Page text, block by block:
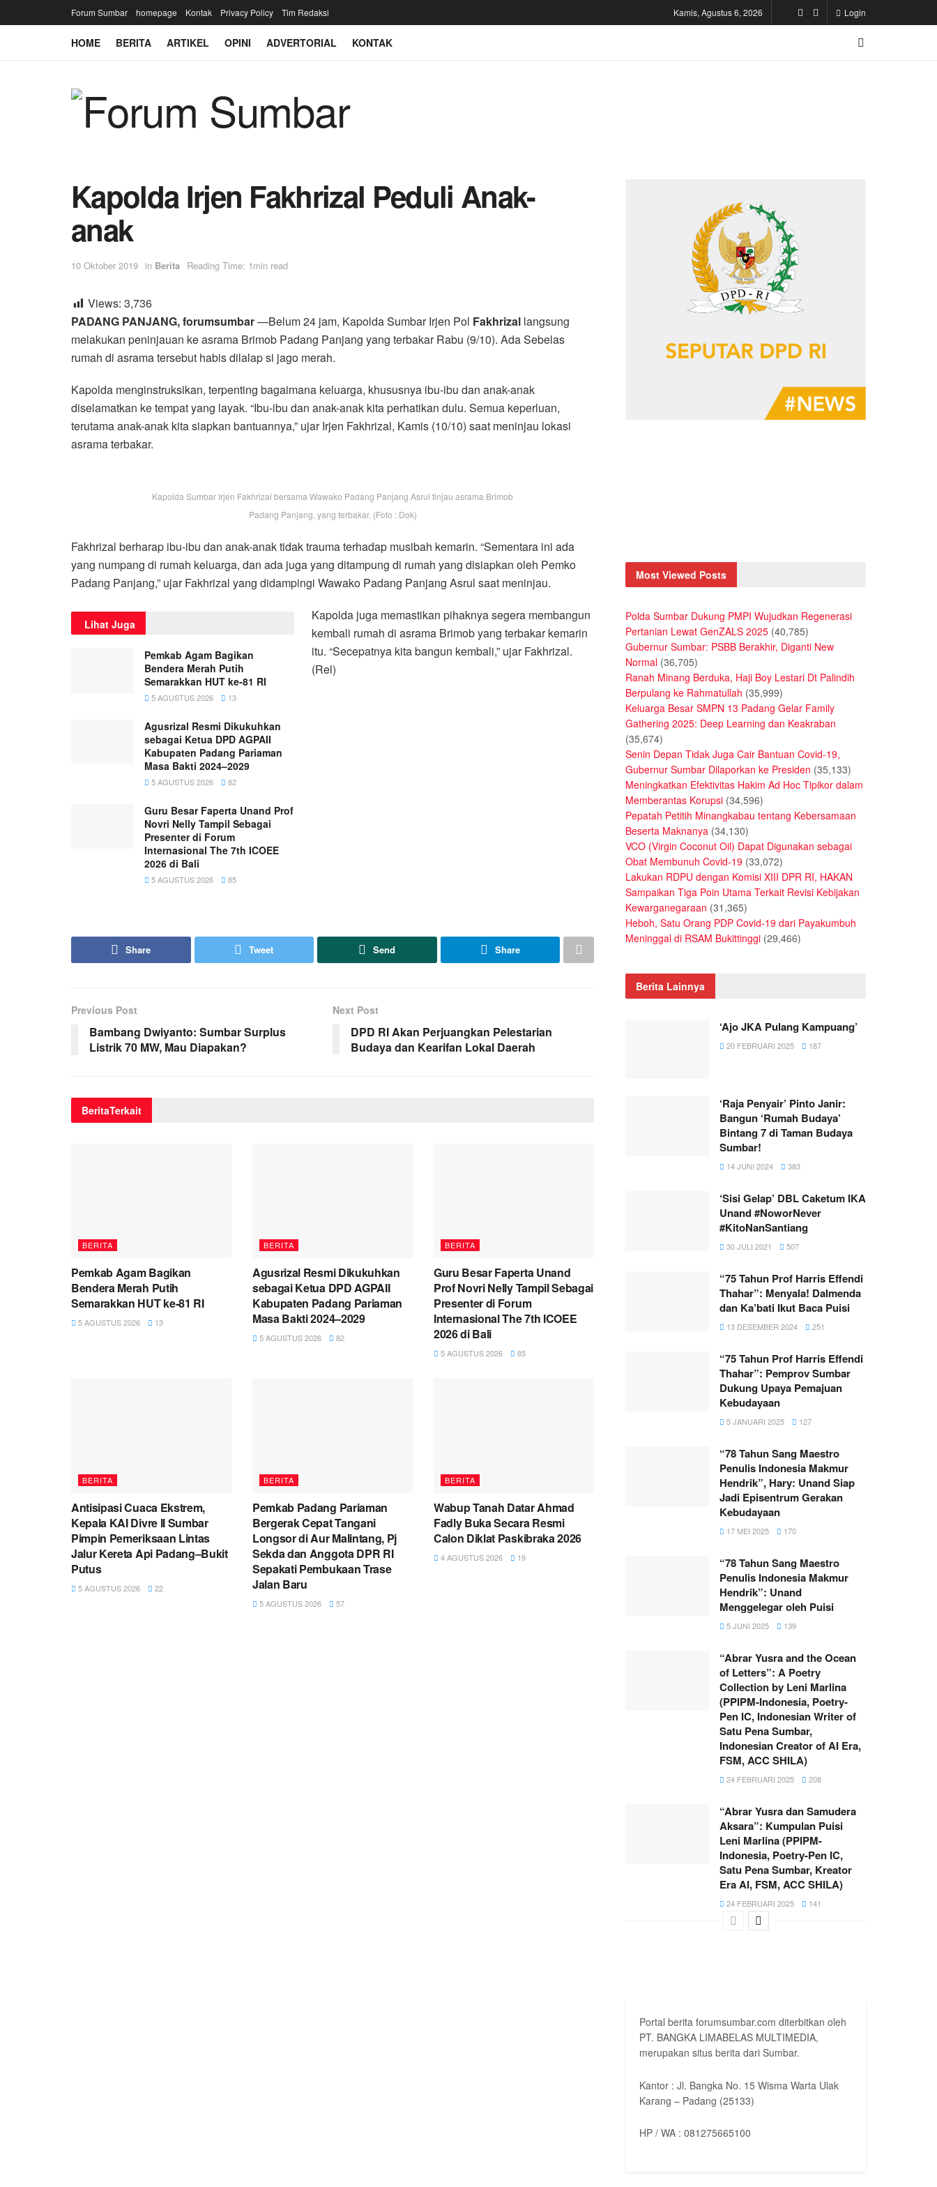
Forum Sumbar homepage Kontak Privacy Policy Tim Redaksi Kamis, Agustus 6, 2026 Login
HOME BERITA ARTIKEL OPINI ADVERTORIAL KONTAK
Kapolda Irjen Fakhrizal Peduli Anak-
anak
10 Oktober 2019 in Berita Reading Time: 1min read
Views: 3,736
PADANG PANJANG, forumsumbar—Belum 24 jam, Kapolda Sumbar Irjen Pol Fakhrizal langsung
melakukan peninjauan ke asrama Brimob Padang Panjang yang terbakar Rabu (9/10). Ada Sebelas
rumah di asrama tersebut habis dilalap si jago merah.
Kapolda menginstruksikan, terpenting bagaimana keluarga, khususnya ibu-ibu dan anak-anak
diselamatkan ke tempat yang layak. “Ibu-ibu dan anak-anak kita perhatikan dulu. Semua keperluan,
terutama anak-anak kita siapkan bantuannya,” ujar Irjen Fakhrizal, Kamis (10/10) saat meninjau lokasi
asrama terbakar.
Kapolda Sumbar Irjen Fakhrizal bersama Wawako Padang Panjang Asrul tinjau asrama Brimob
Padang Panjang, yang terbakar. (Foto : Dok)
Fakhrizal berharap ibu-ibu dan anak-anak tidak trauma terhadap musibah kemarin. “Sementara ini ada
yang numpang di rumah keluarga, dan ada juga yang ditampung di rumah yang disiapkan oleh Pemko
Padang Panjang,” ujar Fakhrizal yang didampingi Wawako Padang Panjang Asrul saat meninjau.
Lihat Juga
Pemkab Agam Bagikan
Bendera Merah Putih
Semarakkan HUT ke-81 RI
5 AGUSTUS 2026 13
Agusrizal Resmi Dikukuhkan
sebagai Ketua DPD AGPAII
Kabupaten Padang Pariaman
Masa Bakti 2024–2029
5 AGUSTUS 2026 82
Guru Besar Faperta Unand Prof
Novri Nelly Tampil Sebagai
Presenter di Forum
Internasional The 7th ICOEE
2026 di Bali
5 AGUSTUS 2026 85
Kapolda juga memastikan pihaknya segera membangun
kembali rumah di asrama Brimob yang terbakar kemarin
itu. “Secepatnya kita bangun kembali,” ujar Fakhrizal.
(Rel)
Share Tweet Send Share
Previous Post
Bambang Dwiyanto: Sumbar Surplus
Listrik 70 MW, Mau Diapakan?
Next Post
DPD RI Akan Perjuangkan Pelestarian
Budaya dan Kearifan Lokal Daerah
BeritaTerkait
BERITA
Pemkab Agam Bagikan
Bendera Merah Putih
Semarakkan HUT ke-81 RI
5 AGUSTUS 2026 13
BERITA
Agusrizal Resmi Dikukuhkan
sebagai Ketua DPD AGPAII
Kabupaten Padang Pariaman
Masa Bakti 2024–2029
5 AGUSTUS 2026 82
BERITA
Guru Besar Faperta Unand
Prof Novri Nelly Tampil Sebagai
Presenter di Forum
Internasional The 7th ICOEE
2026 di Bali
5 AGUSTUS 2026 85
BERITA
Antisipasi Cuaca Ekstrem,
Kepala KAI Divre II Sumbar
Pimpin Pemeriksaan Lintas
Jalur Kereta Api Padang–Bukit
Putus
5 AGUSTUS 2026 22
BERITA
Pemkab Padang Pariaman
Bergerak Cepat Tangani
Longsor di Aur Malintang, Pj
Sekda dan Anggota DPR RI
Sepakati Pembukaan Trase
Jalan Baru
5 AGUSTUS 2026 57
BERITA
Wabup Tanah Datar Ahmad
Fadly Buka Secara Resmi
Calon Diklat Paskibraka 2026
4 AGUSTUS 2026 19
Most Viewed Posts
Polda Sumbar Dukung PMPI Wujudkan Regenerasi
Pertanian Lewat GenZALS 2025 (40,785)
Gubernur Sumbar: PSBB Berakhir, Diganti New
Normal (36,705)
Ranah Minang Berduka, Haji Boy Lestari Dt Palindih
Berpulang ke Rahmatullah (35,999)
Keluarga Besar SMPN 13 Padang Gelar Family
Gathering 2025: Deep Learning dan Keakraban
(35,674)
Senin Depan Tidak Juga Cair Bantuan Covid-19,
Gubernur Sumbar Dilaporkan ke Presiden (35,133)
Meningkatkan Efektivitas Hakim Ad Hoc Tipikor dalam
Memberantas Korupsi (34,596)
Pepatah Petitih Minangkabau tentang Kebersamaan
Beserta Maknanya (34,130)
VCO (Virgin Coconut Oil) Dapat Digunakan sebagai
Obat Membunuh Covid-19 (33,072)
Lakukan RDPU dengan Komisi XIII DPR RI, HAKAN
Sampaikan Tiga Poin Utama Terkait Revisi Kebijakan
Kewarganegaraan (31,365)
Heboh, Satu Orang PDP Covid-19 dari Payakumbuh
Meninggal di RSAM Bukittinggi (29,466)
Berita Lainnya
‘Ajo JKA Pulang Kampuang’
20 FEBRUARI 2025 187
‘Raja Penyair’ Pinto Janir:
Bangun ‘Rumah Budaya’
Bintang 7 di Taman Budaya
Sumbar!
14 JUNI 2024 383
‘Sisi Gelap’ DBL Caketum IKA
Unand #NoworNever
#KitoNanSantiang
30 JULI 2021 507
“75 Tahun Prof Harris Effendi
Thahar”: Menyala! Dalmenda
dan Ka’bati Ikut Baca Puisi
13 DESEMBER 2024 251
“75 Tahun Prof Harris Effendi
Thahar”: Pemprov Sumbar
Dukung Upaya Pemajuan
Kebudayaan
5 JANUARI 2025 127
“78 Tahun Sang Maestro
Penulis Indonesia Makmur
Hendrik”, Hary: Unand Siap
Jadi Episentrum Gerakan
Kebudayaan
17 MEI 2025 170
“78 Tahun Sang Maestro
Penulis Indonesia Makmur
Hendrik”: Unand
Menggelegar oleh Puisi
5 JUNI 2025 139
“Abrar Yusra and the Ocean
of Letters”: A Poetry
Collection by Leni Marlina
(PPIPM-Indonesia, Poetry-
Pen IC, Indonesian Writer of
Satu Pena Sumbar,
Indonesian Creator of AI Era,
FSM, ACC SHILA)
24 FEBRUARI 2025 208
“Abrar Yusra dan Samudera
Aksara”: Kumpulan Puisi
Leni Marlina (PPIPM-
Indonesia, Poetry-Pen IC,
Satu Pena Sumbar, Kreator
Era AI, FSM, ACC SHILA)
24 FEBRUARI 2025 141
Portal berita forumsumbar.com diterbitkan oleh
PT. BANGKA LIMABELAS MULTIMEDIA,
merupakan situs berita dari Sumbar.
Kantor : Jl. Bangka No. 15 Wisma Warta Ulak
Karang – Padang (25133)
HP / WA : 081275665100